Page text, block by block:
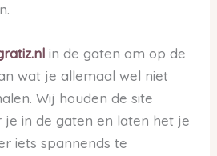
in de gaten om op de
wat je allemaal wel niet
Wij houden de site
je in de gaten en laten het je
iets spannends te